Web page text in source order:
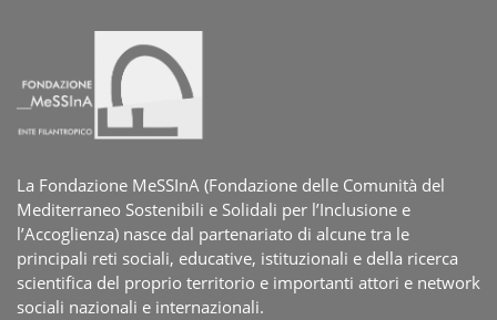
La Fondazione MeSSInA (Fondazione delle Comunità del
Mediterraneo Sostenibili e Solidali per l’Inclusione e
l’Accoglienza) nasce dal partenariato di alcune tra le
principali reti sociali, educative, istituzionali e della ricerca
scientifica del proprio territorio e importanti attori e network
sociali nazionali e internazionali.